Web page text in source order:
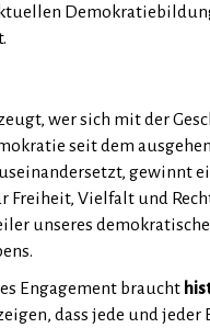
wer sich mit der
seit dem
gewinnt
Freiheit, Vielfalt und
unseres
Engagement braucht
dass jede und jeder